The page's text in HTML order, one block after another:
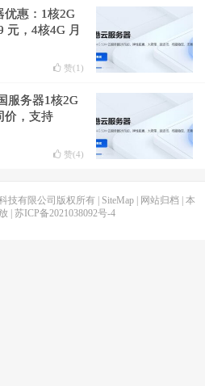
优惠：1核2G
元，4核4G 月
赞(1 )
服务器1核2G
价，支持
赞(4)
技有限公司版权所有 | SiteMap| 网站归档
本
| 苏ICP备2021038092号-4